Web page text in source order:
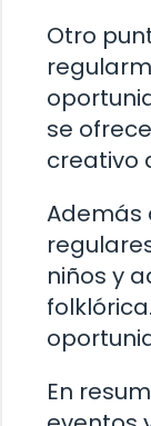
Otro
se
creativo
Además
niños y
En